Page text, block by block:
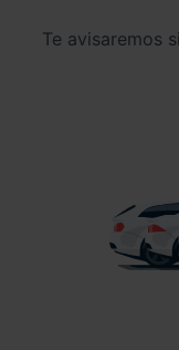
Te avisaremos